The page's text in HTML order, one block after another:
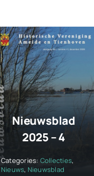
Nieuwsblad
2025 – 4
Categories: Collecties,
Nieuws, Nieuwsblad